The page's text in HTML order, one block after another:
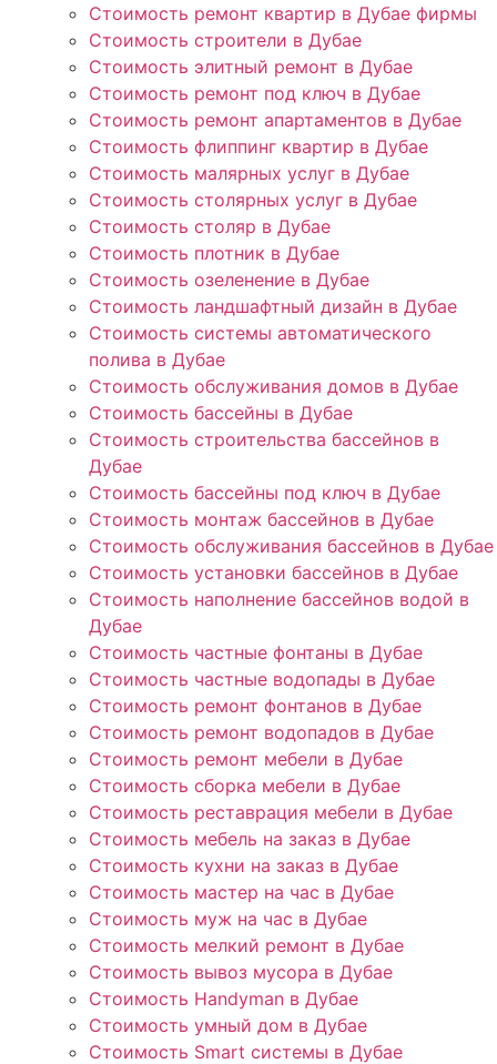
Стоимость ремонт квартир в Дубае фирмы
Стоимость строители в Дубае
Стоимость элитный ремонт в Дубае
Стоимость ремонт под ключ в Дубае
Стоимость ремонт апартаментов в Дубае
Стоимость флиппинг квартир в Дубае
Стоимость малярных услуг в Дубае
Стоимость столярных услуг в Дубае
Стоимость столяр в Дубае
Стоимость плотник в Дубае
Стоимость озеленение в Дубае
Стоимость ландшафтный дизайн в Дубае
Стоимость системы автоматического
полива в Дубае
Стоимость обслуживания домов в Дубае
Стоимость бассейны в Дубае
Стоимость строительства бассейнов в
Дубае
Стоимость бассейны под ключ в Дубае
Стоимость монтаж бассейнов в Дубае
Стоимость обслуживания бассейнов в Дубае
Стоимость установки бассейнов в Дубае
Стоимость наполнение бассейнов водой в
Дубае
Стоимость частные фонтаны в Дубае
Стоимость частные водопады в Дубае
Стоимость ремонт фонтанов в Дубае
Стоимость ремонт водопадов в Дубае
Стоимость ремонт мебели в Дубае
Стоимость сборка мебели в Дубае
Стоимость реставрация мебели в Дубае
Стоимость мебель на заказ в Дубае
Стоимость кухни на заказ в Дубае
Стоимость мастер на час в Дубае
Стоимость муж на час в Дубае
Стоимость мелкий ремонт в Дубае
Стоимость вывоз мусора в Дубае
Стоимость Handyman в Дубае
Стоимость умный дом в Дубае
Стоимость Smart системы в Дубае